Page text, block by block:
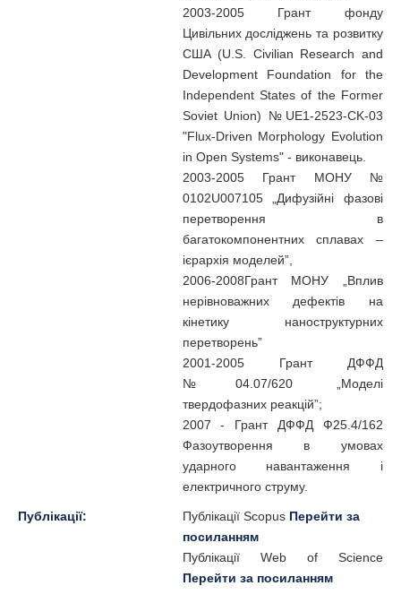
2003-2005 Грант фонду
Цивільних досліджень та розвитку
США (U.S. Civilian Research and
Development Foundation for the
Independent States of the Former
Soviet Union) №UE1-2523-CK-03
"Flux-Driven Morphology Evolution
in Open Systems" - виконавець.
2003-2005 Грант МОНУ №
0102U007105 „Дифузійні фазові
перетворення в
багатокомпонентних сплавах –
ієрархія моделей”,
2006-2008Грант МОНУ „Вплив
нерівноважних дефектів на
кінетику наноструктурних
перетворень”
2001-2005 Грант ДФФД
№04.07/620 „Моделі
твердофазних реакцій”;
2007 - Грант ДФФД Ф25.4/162
Фазоутворення в умовах
ударного навантаження і
електричного струму.
Публікації: Публікації Scopus Перейти за
посиланням
Публікації Web of Science
Перейти за посиланням